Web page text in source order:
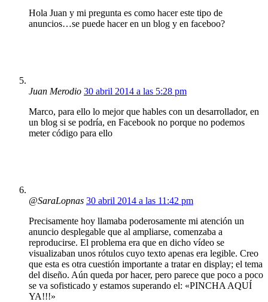
Hola Juan y mi pregunta es como hacer este tipo de
anuncios…se puede hacer en un blog y en faceboo?
Juan Merodio 30 abril 2014 a las 5:28 pm
Marco, para ello lo mejor que hables con un desarrollador, en
un blog si se podría, en Facebook no porque no podemos
meter código para ello
@SaraLopnas 30 abril 2014 a las 11:42 pm
Precisamente hoy llamaba poderosamente mi atención un
anuncio desplegable que al ampliarse, comenzaba a
reproducirse. El problema era que en dicho vídeo se
visualizaban unos rótulos cuyo texto apenas era legible. Creo
que esta es otra cuestión importante a tratar en display; el tema
del diseño. Aún queda por hacer, pero parece que poco a poco
se va sofisticado y estamos superando el: «PINCHA AQUÍ
YA!!!»